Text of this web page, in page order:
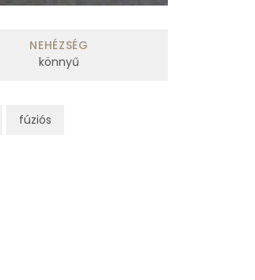
NEHÉZSÉG
könnyű
fúziós